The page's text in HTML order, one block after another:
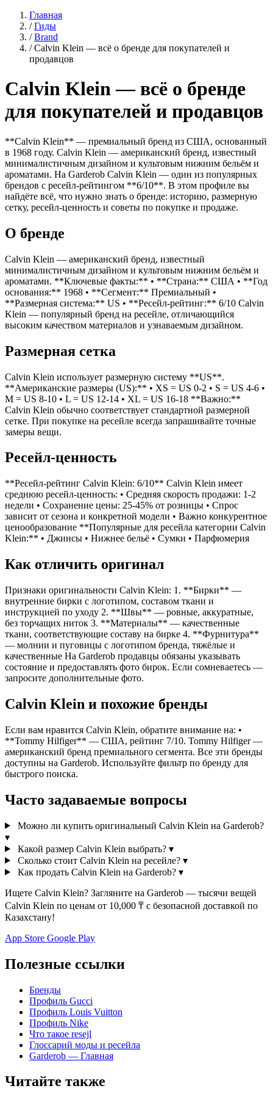
Главная
/ Гиды
/ Brand
/ Calvin Klein — всё о бренде для покупателей и
продавцов
Calvin Klein — всё о бренде
для покупателей и продавцов
**Calvin Klein** — премиальный бренд из США, основанный
в 1968 году. Calvin Klein — американский бренд, известный
минималистичным дизайном и культовым нижним бельём и
ароматами. На Garderob Calvin Klein — один из популярных
брендов с ресейл-рейтингом **6/10**. В этом профиле вы
найдёте всё, что нужно знать о бренде: историю, размерную
сетку, ресейл-ценность и советы по покупке и продаже.
О бренде
Calvin Klein — американский бренд, известный
минималистичным дизайном и культовым нижним бельём и
ароматами. **Ключевые факты:** • **Страна:** США • **Год
основания:** 1968 • **Сегмент:** Премиальный •
**Размерная система:** US • **Ресейл-рейтинг:** 6/10 Calvin
Klein — популярный бренд на ресейле, отличающийся
высоким качеством материалов и узнаваемым дизайном.
Размерная сетка
Calvin Klein использует размерную систему **US**.
**Американские размеры (US):** • XS = US 0-2 • S = US 4-6 •
M = US 8-10 • L = US 12-14 • XL = US 16-18 **Важно:**
Calvin Klein обычно соответствует стандартной размерной
сетке. При покупке на ресейле всегда запрашивайте точные
замеры вещи.
Ресейл-ценность
**Ресейл-рейтинг Calvin Klein: 6/10** Calvin Klein имеет
среднюю ресейл-ценность: • Средняя скорость продажи: 1-2
недели • Сохранение цены: 25-45% от розницы • Спрос
зависит от сезона и конкретной модели • Важно конкурентное
ценообразование **Популярные для ресейла категории Calvin
Klein:** • Джинсы • Нижнее бельё • Сумки • Парфюмерия
Как отличить оригинал
Признаки оригинальности Calvin Klein: 1. **Бирки** —
внутренние бирки с логотипом, составом ткани и
инструкцией по уходу 2. **Швы** — ровные, аккуратные,
без торчащих ниток 3. **Материалы** — качественные
ткани, соответствующие составу на бирке 4. **Фурнитура**
— молнии и пуговицы с логотипом бренда, тяжёлые и
качественные На Garderob продавцы обязаны указывать
состояние и предоставлять фото бирок. Если сомневаетесь —
запросите дополнительные фото.
Calvin Klein и похожие бренды
Если вам нравится Calvin Klein, обратите внимание на: •
**Tommy Hilfiger** — США, рейтинг 7/10. Tommy Hilfiger —
американский бренд премиального сегмента. Все эти бренды
доступны на Garderob. Используйте фильтр по бренду для
быстрого поиска.
Часто задаваемые вопросы
Можно ли купить оригинальный Calvin Klein на Garderob?
▾
Какой размер Calvin Klein выбрать? ▾
Сколько стоит Calvin Klein на ресейле? ▾
Как продать Calvin Klein на Garderob? ▾
Ищете Calvin Klein? Загляните на Garderob — тысячи вещей
Calvin Klein по ценам от 10,000 ₸ с безопасной доставкой по
Казахстану!
App Store Google Play
Полезные ссылки
Бренды
Профиль Gucci
Профиль Louis Vuitton
Профиль Nike
Что такое resejl
Глоссарий моды и ресейла
Garderob — Главная
Читайте также